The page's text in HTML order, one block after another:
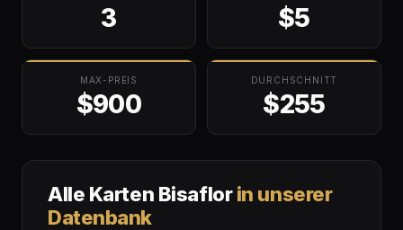
3 $5
MAX-PREIS
$900
DURCHSCHNITT
$255
Alle Karten Bisaflorin unserer
Datenbank